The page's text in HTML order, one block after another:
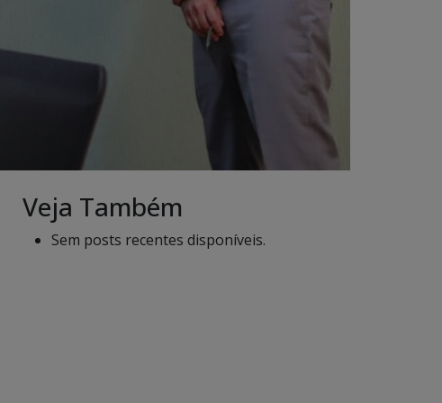
Veja Também
Sem posts recentes disponíveis.